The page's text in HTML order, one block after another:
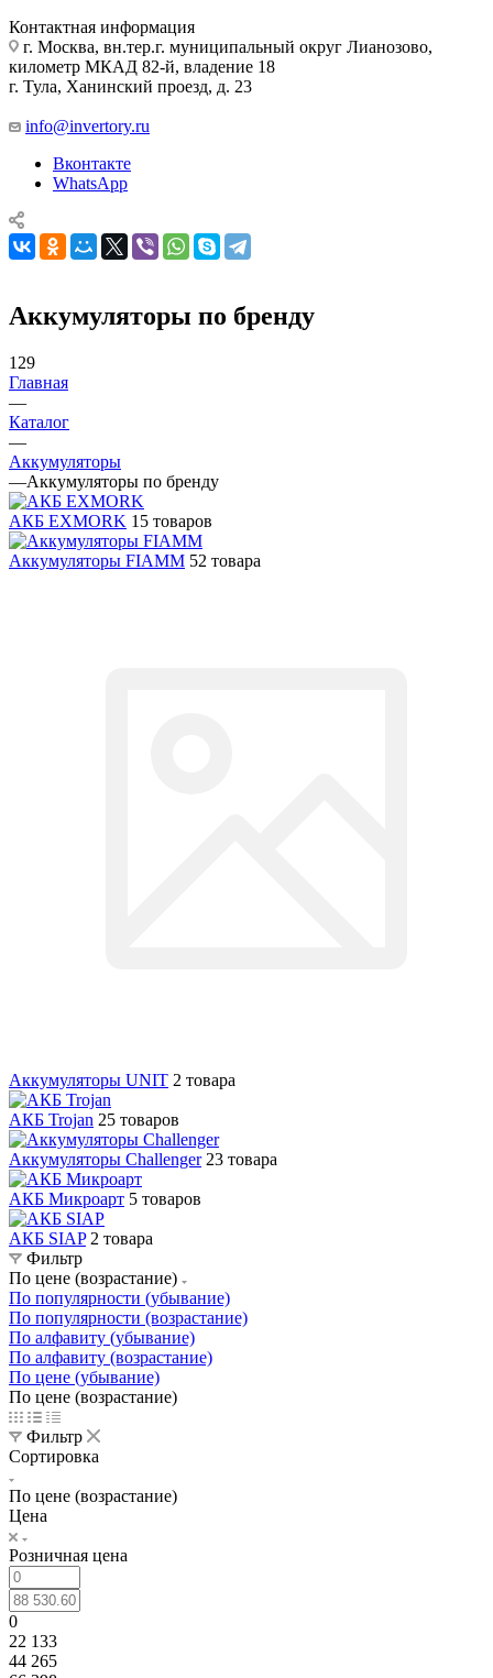
Контактная информация
г. Москва, вн.тер.г. муниципальный округ Лианозово,
километр МКАД 82-й, владение 18
г. Тула, Ханинский проезд, д. 23
info@invertory.ru
Вконтакте
WhatsApp
Аккумуляторы по бренду
129
Главная
—
Каталог
—
Аккумуляторы
—Аккумуляторы по бренду
АКБ EXMORK 15 товаров
Аккумуляторы FIAMM 52 товара
Аккумуляторы UNIT 2 товара
АКБ Trojan 25 товаров
Аккумуляторы Challenger 23 товара
АКБ Микроарт 5 товаров
АКБ SIAP 2 товара
Фильтр
По цене (возрастание)
По популярности (убывание)
По популярности (возрастание)
По алфавиту (убывание)
По алфавиту (возрастание)
По цене (убывание)
По цене (возрастание)
Фильтр
Сортировка
По цене (возрастание)
Цена
Розничная цена
0
22 133
44 265